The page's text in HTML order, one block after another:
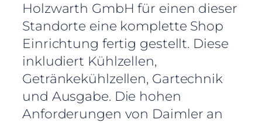
Holzwarth GmbH für einen dieser
Standorte eine komplette Shop
Einrichtung fertig gestellt. Diese
inkludiert Kühlzellen,
Getränkekühlzellen, Gartechnik
und Ausgabe. Die hohen
Anforderungen von Daimler an